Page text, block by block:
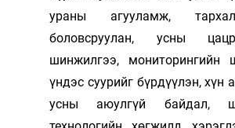
ураны агууламж,
боловсруулан, усны
шинжилгээ, мониторингийн
үндэс суурийг бүрдүүлэн,
усны аюулгүй байдал,